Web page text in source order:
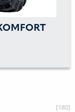
[180]